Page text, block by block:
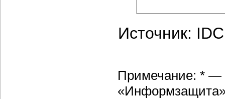
Источник:
Примечание: * —